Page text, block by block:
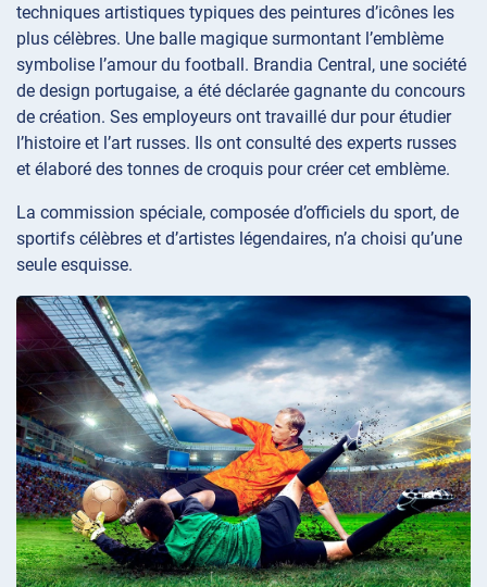
techniques artistiques typiques des peintures d’icônes les
plus célèbres. Une balle magique surmontant l’emblème
symbolise l’amour du football. Brandia Central, une société
de design portugaise, a été déclarée gagnante du concours
de création. Ses employeurs ont travaillé dur pour étudier
l’histoire et l’art russes. Ils ont consulté des experts russes
et élaboré des tonnes de croquis pour créer cet emblème.
La commission spéciale, composée d’officiels du sport, de
sportifs célèbres et d’artistes légendaires, n’a choisi qu’une
seule esquisse.